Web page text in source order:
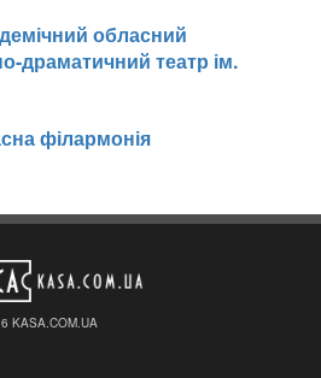
обласний
драматичний театр ім.
філармонія
KASA.COM.UA